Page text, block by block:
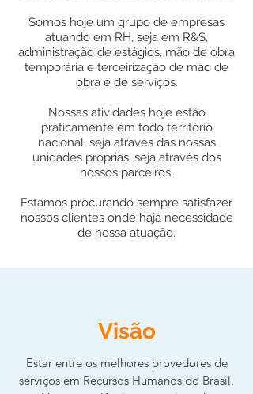
Somos hoje um grupo de empresas
atuando em RH, seja em R&S,
administração de estágios, mão de obra
temporária e terceirização de mão de
obra e de serviços.
Nossas atividades hoje estão
praticamente em todo território
nacional, seja através das nossas
unidades próprias, seja através dos
nossos parceiros.
Estamos procurando sempre satisfazer
nossos clientes onde haja necessidade
de nossa atuação.
Visão
Estar entre os melhores provedores de
serviços em Recursos Humanos do Brasil.